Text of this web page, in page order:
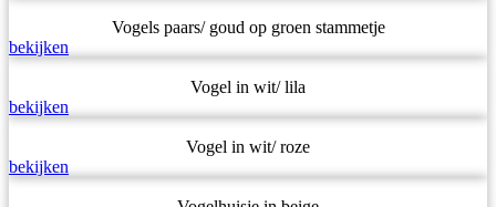
Vogels paars/ goud op groen stammetje
bekijken
Vogel in wit/ lila
bekijken
Vogel in wit/ roze
bekijken